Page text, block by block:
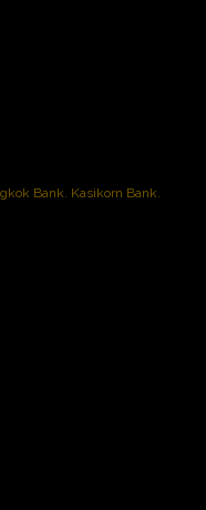
Bank. Kasikorn Bank.